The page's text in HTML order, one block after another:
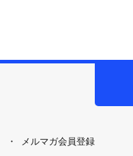
メルマガ会員登録